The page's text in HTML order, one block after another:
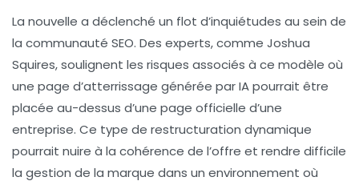
La nouvelle a déclenché un flot d’inquiétudes au sein de
la communauté SEO. Des experts, comme Joshua
Squires, soulignent les risques associés à ce modèle où
une page d’atterrissage générée par IApourrait être
placée au-dessus d’une page officielle d’une
entreprise. Ce type de restructuration dynamique
pourrait nuire à la cohérence de l’offre et rendre difficile
la gestion de la marque dans un environnement où